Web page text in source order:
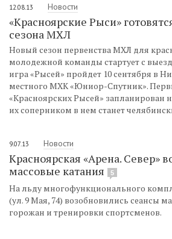
12.08.13 Новости
«Красноярские Рыси»
сезона МХЛ
Новый сезон первенства МХЛ для
молодежной команды стартует с
игра «Рысей» пройдет 10 сентября в
местного МХК «Юниор-Спутник».
«Красноярских Рысей» запланирован
их соперником в нем станет
9.07.13 Новости
Красноярская «Арена. Север»
массовые катания
5
На льду многофункционального
(ул. 9 Мая, 74) возобновились сеансы
горожан и тренировки спортсменов.